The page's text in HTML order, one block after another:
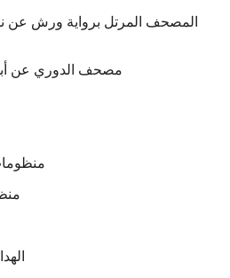
المصحف المرتل برواية ورش عن
مصحف الدوري عن أبي